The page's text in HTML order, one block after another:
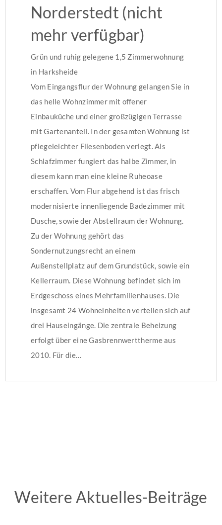
Norderstedt (nicht
mehr verfügbar)
Grün und ruhig gelegene 1,5 Zimmerwohnung
in Harksheide
Vom Eingangsflur der Wohnung gelangen Sie in
das helle Wohnzimmer mit offener
Einbauküche und einer großzügigen Terrasse
mit Gartenanteil. In der gesamten Wohnung ist
pflegeleichter Fliesenboden verlegt. Als
Schlafzimmer fungiert das halbe Zimmer, in
diesem kann man eine kleine Ruheoase
erschaffen. Vom Flur abgehend ist das frisch
modernisierte innenliegende Badezimmer mit
Dusche, sowie der Abstellraum der Wohnung.
Zu der Wohnung gehört das
Sondernutzungsrecht an einem
Außenstellplatz auf dem Grundstück, sowie ein
Kellerraum. Diese Wohnung befindet sich im
Erdgeschoss eines Mehrfamilienhauses. Die
insgesamt 24 Wohneinheiten verteilen sich auf
drei Hauseingänge. Die zentrale Beheizung
erfolgt über eine Gasbrennwerttherme aus
2010. Für die…
Weitere Aktuelles-Beiträge